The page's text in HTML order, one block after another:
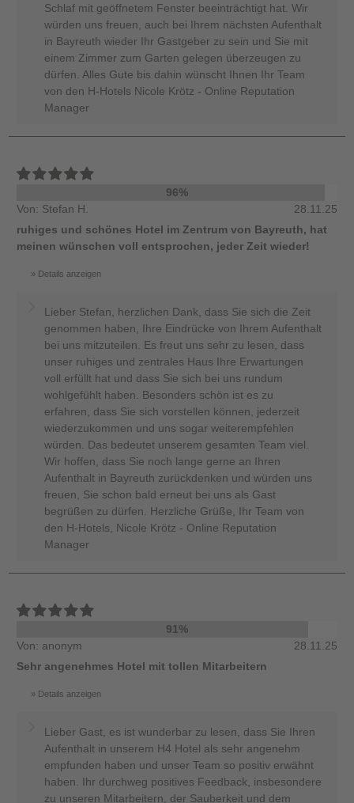
Schlaf mit geöffnetem Fenster beeinträchtigt hat. Wir
würden uns freuen, auch bei Ihrem nächsten Aufenthalt
in Bayreuth wieder Ihr Gastgeber zu sein und Sie mit
einem Zimmer zum Garten gelegen überzeugen zu
dürfen. Alles Gute bis dahin wünscht Ihnen Ihr Team
von den H-Hotels Nicole Krötz - Online Reputation
Manager
96%
Von: Stefan H.
28.11.25
ruhiges und schönes Hotel im Zentrum von Bayreuth, hat
meinen wünschen voll entsprochen, jeder Zeit wieder!
Details anzeigen
Lieber Stefan, herzlichen Dank, dass Sie sich die Zeit
genommen haben, Ihre Eindrücke von Ihrem Aufenthalt
bei uns mitzuteilen. Es freut uns sehr zu lesen, dass
unser ruhiges und zentrales Haus Ihre Erwartungen
voll erfüllt hat und dass Sie sich bei uns rundum
wohlgefühlt haben. Besonders schön ist es zu
erfahren, dass Sie sich vorstellen können, jederzeit
wiederzukommen und uns sogar weiterempfehlen
würden. Das bedeutet unserem gesamten Team viel.
Wir hoffen, dass Sie noch lange gerne an Ihren
Aufenthalt in Bayreuth zurückdenken und würden uns
freuen, Sie schon bald erneut bei uns als Gast
begrüßen zu dürfen. Herzliche Grüße, Ihr Team von
den H-Hotels, Nicole Krötz - Online Reputation
Manager
91%
Von: anonym
28.11.25
Sehr angenehmes Hotel mit tollen Mitarbeitern
Details anzeigen
Lieber Gast, es ist wunderbar zu lesen, dass Sie Ihren
Aufenthalt in unserem H4 Hotel als sehr angenehm
empfunden haben und unser Team so positiv erwähnt
haben. Ihr durchweg positives Feedback, insbesondere
zu unseren Mitarbeitern, der Sauberkeit und dem